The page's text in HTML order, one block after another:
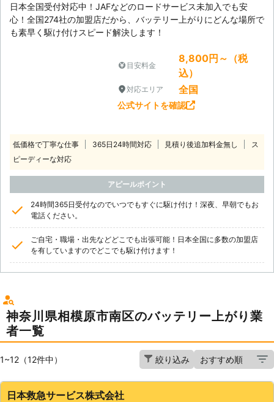
日本全国受付対応中！JAFなどのロードサービス未加入でも安
心！全国274社の加盟店だから、バッテリー上がりにどんな場所で
も素早く駆け付けスピード解決します！
目安料金
8,800円～（税
込）
対応エリア 全国
公式サイトを確認
低価格で丁寧な仕事 365日24時間対応 見積り後追加料金無し
ス
ピーディーな対応
アピールポイント
24時間365日受付なのでいつでもすぐに駆け付け！深夜、早朝でもお
電話ください。
ご自宅・職場・出先などどこでも出張可能！日本全国に多数の加盟店
を有していますのでどこでも駆け付けます！
神奈川県相模原市南区のバッテリー上がり業
者一覧
1~12（12件中） 絞り込み
日本救急サービス株式会社